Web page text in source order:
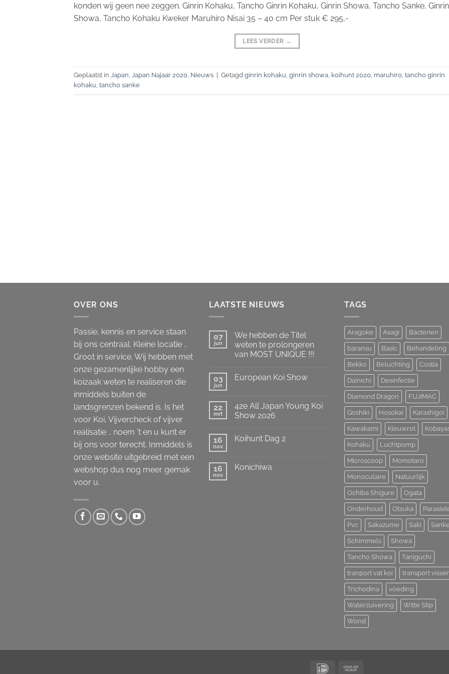
konden wij geen nee zeggen. Ginrin Kohaku, Tancho Ginrin Kohaku, Ginrin Showa, Tancho Sanke, Ginrin
Showa, Tancho Kohaku Kweker Maruhiro Nisai 35 – 40 cm Per stuk € 295,-
LEES VERDER →
Geplaatst in Japan, Japan Najaar 2020, Nieuws Getagd ginrin kohaku, ginrin showa, koihunt 2020, maruhiro, tancho ginrin
kohaku, tancho sanke
OVER ONS
Passie, kennis en service staan
bij ons centraal. Kleine locatie ..
Groot in service. Wij hebben met
onze gezamenlijke hobby een
koizaak weten te realiseren die
inmiddels buiten de
landsgrenzen bekend is. Is het
voor Koi, Vijvercheck of vijver
realisatie .. noem 't en u kunt er
bij ons voor terecht. Inmiddels is
onze website uitgebreid met een
webshop dus nog meer gemak
voor u.
LAATSTE NIEUWS
07
jun
We hebben de Titel
weten te prolongeren
van MOST UNIQUE !!!
op
Titel
weten
te
MOST
UNIQUE
03
jun
European Koi Show
European
Koi
Show
22
mrt
42e All Japan Young Koi
Show 2026
op
Young
Koi
16
nov
Koihunt Dag 2
Koihunt
16
nov
Konichiwa
TAGS
Aragoke Asagi Bacterien
baransu Basic Behandeling
Bekko Beluchting Costia
Dainichi Desinfectie
Diamond Dragon FUJIMAC
Goshiki Hosokai Karashigoi
Kawakami Kieuwrot
Kohaku Luchtpomp
Microscoop Momotaro
Monoculaire Natuurlijk
Ochiba Shigure Ogata
Onderhoud Otsuka
Pvc Sakazume Saki Sanke
Schimmels Showa
Tancho Showa Taniguchi
tranport vat koi transport
Trichodina voeding
Waterzuivering Witte Stip
Wond
IDeal